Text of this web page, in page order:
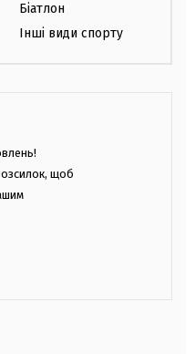
Біатлон
Інші види спорту
щоб